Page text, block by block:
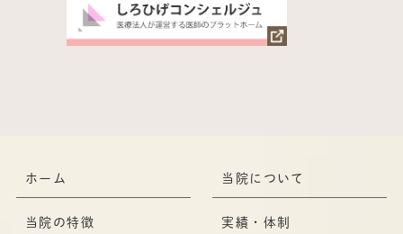
ホーム 当院について
当院の特徴 実績・体制